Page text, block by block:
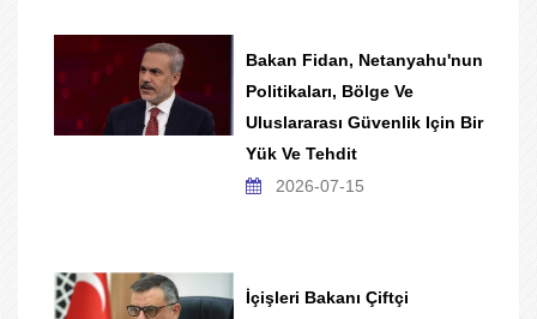
Bakan Fidan, Netanyahu'nun
Politikaları, Bölge Ve
Uluslararası Güvenlik Için Bir
Yük Ve Tehdit
2026-07-15
İçişleri Bakanı Çiftçi